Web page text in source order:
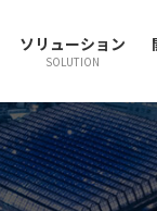
ソリューション
SOLUTION